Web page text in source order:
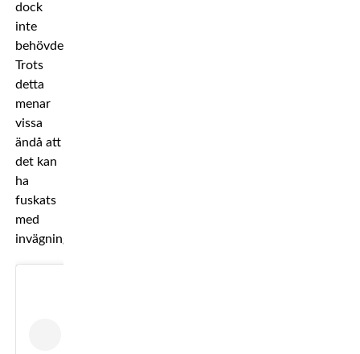
dock
inte
behövdes.
Trots
detta
menar
vissa
ändå att
det kan
ha
fuskats
med
invägningen.